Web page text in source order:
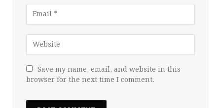
Save my name, email, and website in this
browser for the next time I comment.